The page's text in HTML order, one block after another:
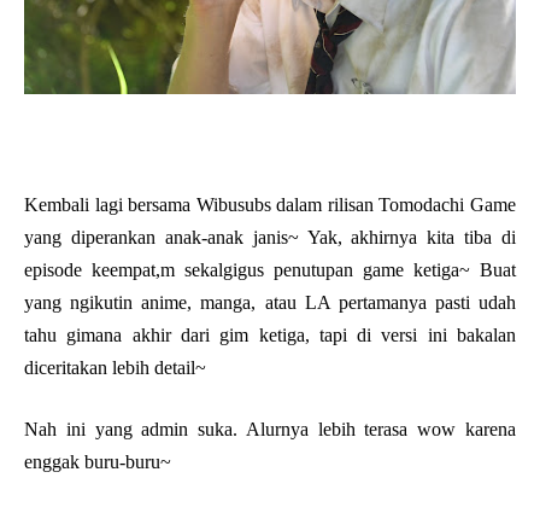
Kembali lagi bersama Wibusubs dalam rilisan Tomodachi Game
yang diperankan anak-anak janis~ Yak, akhirnya kita tiba di
episode keempat,m sekalgigus penutupan game ketiga~ Buat
yang ngikutin anime, manga, atau LA pertamanya pasti udah
tahu gimana akhir dari gim ketiga, tapi di versi ini bakalan
diceritakan lebih detail~
Nah ini yang admin suka. Alurnya lebih terasa wow karena
enggak buru-buru~